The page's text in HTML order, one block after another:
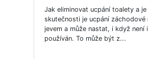
Jak eliminovat ucpání toalety a
skutečnosti je ucpání
jevem a může nastat, i když
používán. To může být z...